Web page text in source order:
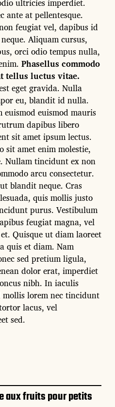
ultricies imperdiet.
ante at pellentesque.
feugiat vel, dapibus id
Aliquam cursus,
orci odio tempus nulla,
Phasellus commodo
tellus luctus vitae.
eget gravida. Nulla
eu, blandit id nulla.
euismod mauris
dapibus libero
sit amet ipsum lectus.
amet enim molestie,
Nullam tincidunt ex non
arcu consectetur.
blandit neque. Cras
quis mollis justo
purus. Vestibulum
feugiat magna, vel
Quisque ut diam laoreet
quis et diam. Nam
sed pretium ligula,
dolor erat, imperdiet
nibh. In iaculis
mollis lorem nec tincidunt
lacus, vel
sed.
aux fruits pour petits